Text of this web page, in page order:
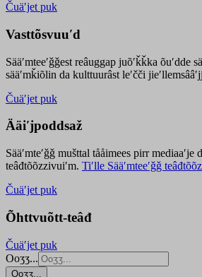
Čuäʹjet puk
Vasttõsvuuʹd
Sääʹmteeʹǧǧest reâuggap juõʹǩǩka õuʹdde
sääʹmǩiõlin da kulttuurâst leʹčči
Čuäʹjet puk
Ääiʹjpoddsaž
Sääʹmteʹǧǧ mušttal tååimees pirr mediaaʹje
teâđtõõzzivuiʹm. Tiʹlle Sääʹmteeʹǧǧ
Čuäʹjet puk
Õhttvuõtt-teâđ
Čuäʹjet puk
Ooʒʒ...
Ooʒʒ...